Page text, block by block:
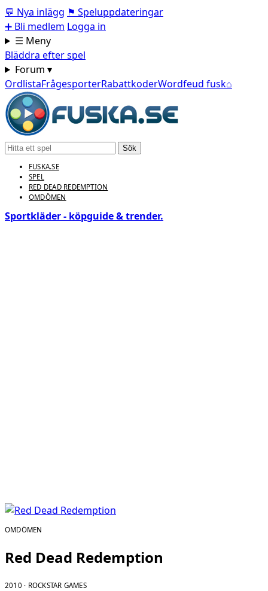
💬 Nya inlägg ⚑ Speluppdateringar
➕ Bli medlem Logga in
☰ Meny
Bläddra efter spel
Forum ▾
OrdlistaFrågesporterRabattkoderWordfeud fusk⌂
Sök
FUSKA.SE
SPEL
RED DEAD REDEMPTION
OMDÖMEN
Sportkläder - köpguide & trender.
OMDÖMEN
Red Dead Redemption
2010 · ROCKSTAR GAMES